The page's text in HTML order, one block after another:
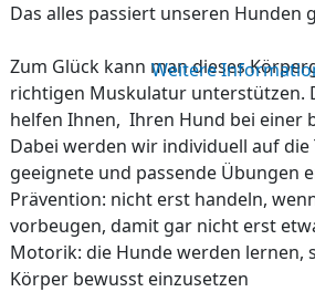
Das alles passiert unseren Hunden
Zum Glück kann man dieses
richtigen Muskulatur unterstützen.
helfen Ihnen, Ihren Hund bei einer
Dabei werden wir individuell auf
geeignete und passende Übungen
Prävention: nicht erst handeln,
vorbeugen, damit gar nicht erst
Motorik: die Hunde werden lernen,
Körper bewusst einzusetzen
Weitere